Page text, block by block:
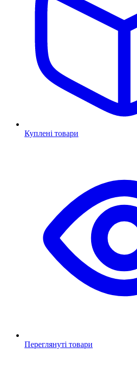
Куплені товари
Переглянуті товари